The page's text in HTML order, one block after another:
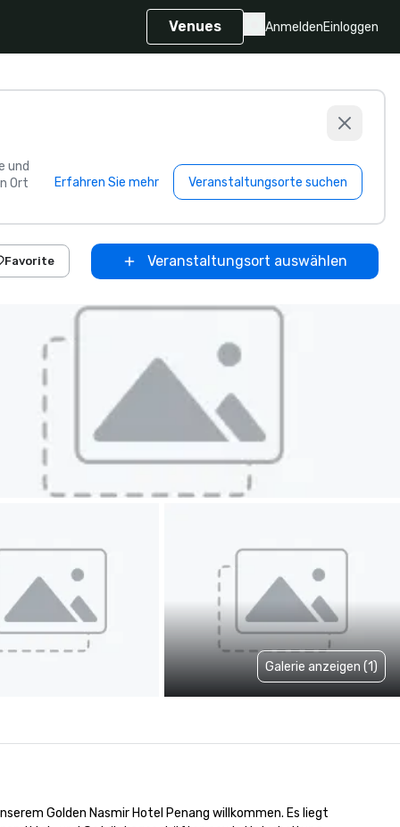
Venues AnmeldenEinloggen
und
Ort
Erfahren Sie mehr Veranstaltungsorte suchen
Favorite Veranstaltungsort auswählen
Galerie anzeigen (1)
Golden Nasmir Hotel Penang willkommen. Es liegt